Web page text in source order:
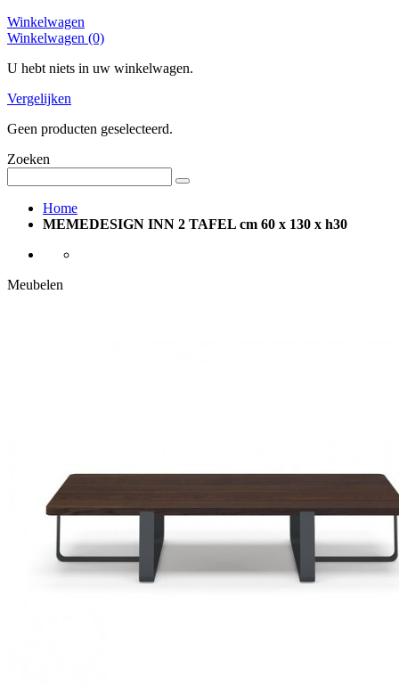
Winkelwagen
Winkelwagen (0)
U hebt niets in uw winkelwagen.
Vergelijken
Geen producten geselecteerd.
Zoeken
Home
MEMEDESIGN INN 2 TAFEL cm 60 x 130 x h30
Meubelen